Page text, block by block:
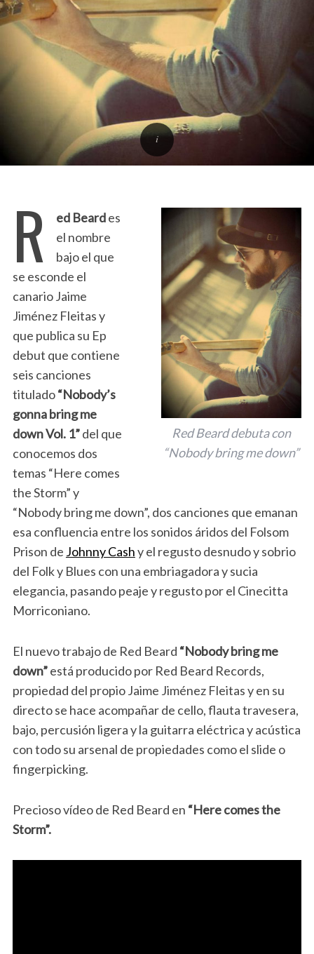
Red Beard debuta con
“Nobody bring me down”
R ed Beardes
el nombre
bajo el que
se esconde el
canario Jaime
Jiménez Fleitas y
que publica su Ep
debut que contiene
seis canciones
titulado“Nobody’s
gonna bring me
down Vol. 1”del que
conocemos dos
temas “Here comes
the Storm” y
“Nobody bring me down”, dos canciones que emanan
esa confluencia entre los sonidos áridos del Folsom
Prison de Johnny Cashy el regusto desnudo y sobrio
del Folk y Blues con una embriagadora y sucia
elegancia, pasando peaje y regusto por el Cinecitta
Morriconiano.
El nuevo trabajo de Red Beard “Nobody bring me
down”está producido por Red Beard Records,
propiedad del propio Jaime Jiménez Fleitas y en su
directo se hace acompañar de cello, flauta travesera,
bajo, percusión ligera y la guitarra eléctrica y acústica
con todo su arsenal de propiedades como el slide o
fingerpicking.
Precioso vídeo de Red Beard en “Here comes the
Storm”.